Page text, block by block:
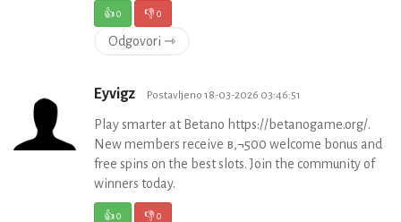
👍0 👎0
Odgovori ⇾
Eyvigz Postavljeno 18-03-2026 03:46:51
Play smarter at Betano https://betanogame.org/.
New members receive в‚¬500 welcome bonus and
free spins on the best slots. Join the community of
winners today.
👍0 👎0